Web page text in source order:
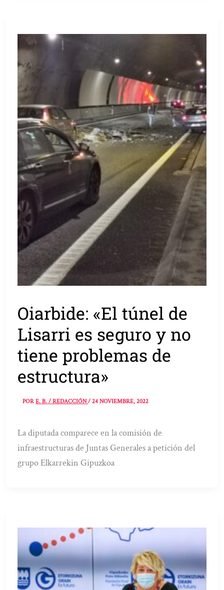
Oiarbide: «El túnel de
Lisarri es seguro y no
tiene problemas de
estructura»
PORE. B. / REDACCIÓN/24 NOVIEMBRE, 2022
La diputada comparece en la comisión de
infraestructuras de Juntas Generales a petición del
grupo Elkarrekin Gipuzkoa